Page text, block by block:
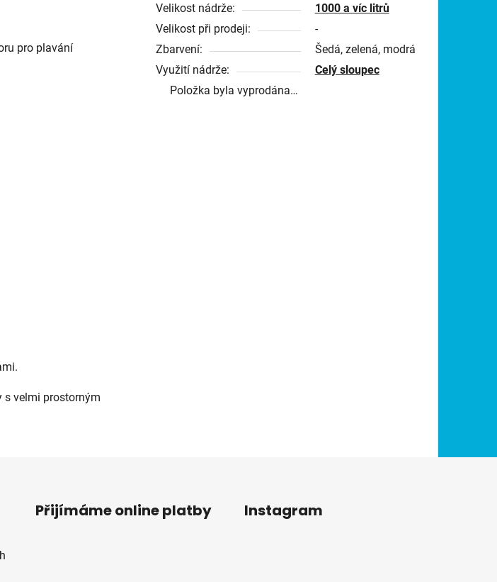
pro plavání
s velmi prostorným
Velikost nádrže:
1000 a víc litrů
Velikost při prodeji:
-
Zbarvení:
Šedá, zelená, modrá
Využití nádrže:
Celý sloupec
Položka byla vyprodána…
Přijímáme online platby Instagram